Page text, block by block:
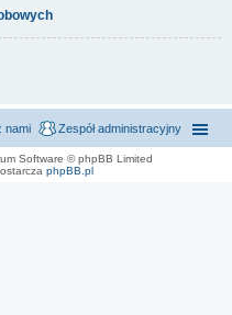
Zespół administracyjny
nami
Software © phpBB Limited
phpBB.pl